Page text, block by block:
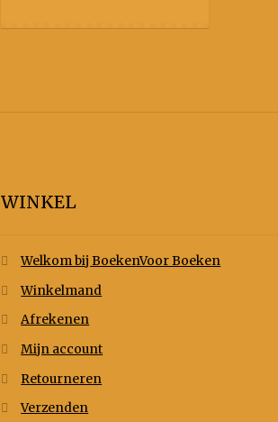
WINKEL
Welkom bij BoekenVoor Boeken
Winkelmand
Afrekenen
Mijn account
Retourneren
Verzenden